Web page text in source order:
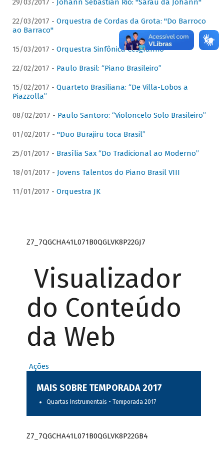
29/03/2017 - Johann Sebastian Rio: "Sarau da Johann"
22/03/2017 - Orquestra de Cordas da Grota: "Do Barroco
ao Barraco"
15/03/2017 - Orquestra Sinfônica Cesgranrio
22/02/2017 - Paulo Brasil: “Piano Brasileiro”
15/02/2017 - Quarteto Brasiliana: “De Villa-Lobos a
Piazzolla”
08/02/2017 - Paulo Santoro: “Violoncelo Solo Brasileiro”
01/02/2017 - "Duo Burajiru toca Brasil”
25/01/2017 - Brasília Sax “Do Tradicional ao Moderno”
18/01/2017 - Jovens Talentos do Piano Brasil VIII
11/01/2017 - Orquestra JK
Z7_7QGCHA41L071B0QGLVK8P22GJ7
Visualizador
do Conteúdo
da Web
Ações
MAIS SOBRE TEMPORADA 2017
Quartas Instrumentais - Temporada 2017
Z7_7QGCHA41L071B0QGLVK8P22GB4